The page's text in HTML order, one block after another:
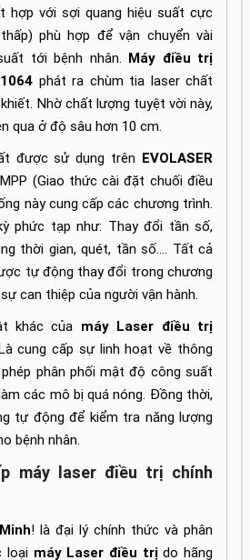
hợp với sợi quang hiệu suất cực
phù hợp để vận chuyển vài
tới bệnh nhân. Máy điều trị
phát ra chùm tia laser chất
Nhờ chất lượng tuyệt vời này,
qua ở độ sâu hơn 10 cm.
được sử dụng trên EVOLASER
(Giao thức cài đặt chuối điều
này cung cấp các chương trình.
phức tạp như: Thay đổi tần số,
thời gian, quét, tần số…. Tất cả
tự động thay đổi trong chương
can thiệp của người vận hành.
khác của máy Laser điều trị
cung cấp sự linh hoạt về thông
phân phối mật độ công suất
các mô bị quá nóng. Đồng thời,
tự động để kiểm tra năng lượng
bệnh nhân.
máy laser điều trị chính
! là đại lý chính thức và phân
loại máy Laser điều trịdo hãng